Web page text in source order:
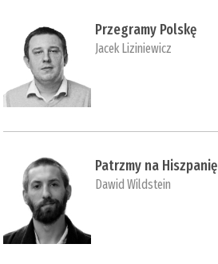
Przegramy Polskę
Jacek Liziniewicz
Patrzmy na Hiszpanię
Dawid Wildstein